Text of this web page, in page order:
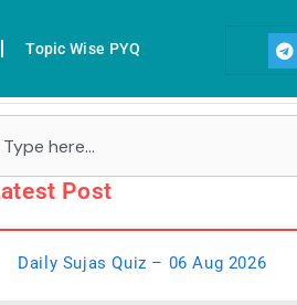
Topic Wise PYQ
T
e
l
g
r
Post
Daily Sujas Quiz – 06 Aug 2026